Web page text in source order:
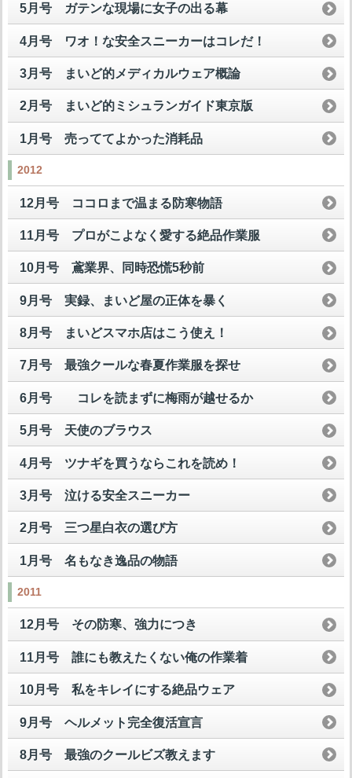
5月号 ガテンな現場に女子の出る幕
4月号 ワオ！な安全スニーカーはコレだ！
3月号 まいど的メディカルウェア概論
2月号 まいど的ミシュランガイド東京版
1月号 売っててよかった消耗品
2012
12月号 ココロまで温まる防寒物語
11月号 プロがこよなく愛する絶品作業服
10月号 鳶業界、同時恐慌5秒前
9月号 実録、まいど屋の正体を暴く
8月号 まいどスマホ店はこう使え！
7月号 最強クールな春夏作業服を探せ
6月号 コレを読まずに梅雨が越せるか
5月号 天使のブラウス
4月号 ツナギを買うならこれを読め！
3月号 泣ける安全スニーカー
2月号 三つ星白衣の選び方
1月号 名もなき逸品の物語
2011
12月号 その防寒、強力につき
11月号 誰にも教えたくない俺の作業着
10月号 私をキレイにする絶品ウェア
9月号 ヘルメット完全復活宣言
8月号 最強のクールビズ教えます